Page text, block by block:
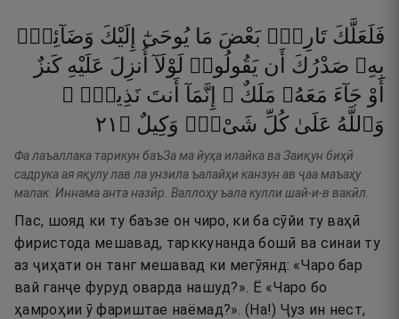
فَلَعَلَّكَ تَارِكٌۢ بَعْضَ مَا يُوحَىٰٓ إِلَيْكَ وَضَآئِقٌۢ
بِهِۦ صَدْرُكَ أَن يَقُولُوا۟ لَوْلَآ أُنزِلَ عَلَيْهِ كَنزٌ
أَوْ جَآءَ مَعَهُۥ مَلَكٌ ۚ إِنَّمَآ أَنتَ نَذِيرٌۭ ۚ
وَٱللَّهُ عَلَىٰ كُلِّ شَىْءٍۢ وَكِيلٌ ۝ ١٢
Фа лаъаллака тарикун баъЗа ма йуҳа илайка ва Заиқун биҳӣ
садрука ая яқулу лав ла унзила ъалайҳи канзун ав ҷаа маъаҳу
малак. Иннама анта назӣр. Валлоҳу ъала кулли шай-и-в вакӣл.
Пас, шояд ки ту баъзе он чиро, ки ба сӯйи ту ваҳӣ
фиристода мешавад, тарккунанда бошӣ ва синаи ту
аз ҷиҳати он танг мешавад ки мегӯянд: «Чаро бар
вай ганҷе фуруд оварда нашуд?». Ё «Чаро бо
ҳамроҳии ӯ фариштае наёмад?». (На!) Ҷуз ин нест,